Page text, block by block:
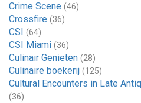
Crime Scene (46)
Crossfire (36)
CSI (64)
CSI Miami (36)
Culinair Genieten (28)
Culinaire boekerij (125)
Cultural Encounters in Late
(36)